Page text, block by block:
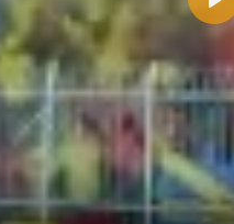
aus Deinem Kommentar entfernt.
"www." oder "http://" in URLs
Kommentar Antworten erscheinen.